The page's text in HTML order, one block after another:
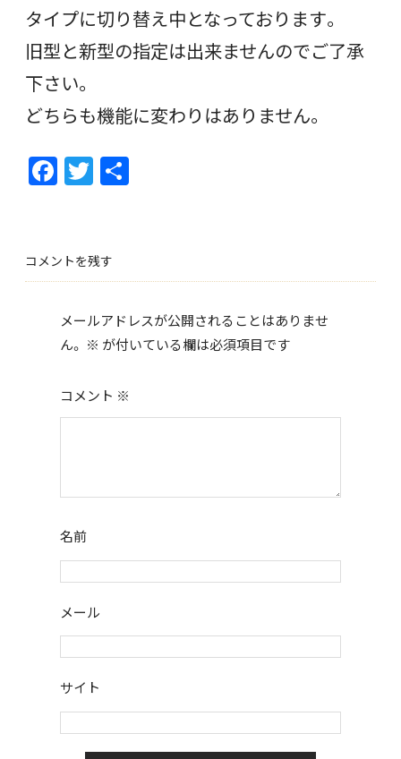
タイプに切り替え中となっております。
旧型と新型の指定は出来ませんのでご了承
下さい。
どちらも機能に変わりはありません。
F
ac
b
o
o
k
T
w
er
コメントを残す
メールアドレスが公開されることはありませ
ん。 ※ が付いている欄は必須項目です
コメント ※
名前
メール
サイト